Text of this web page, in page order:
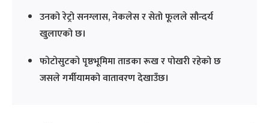
उनको रेट्रो सनग्लास, नेकलेस र सेतो फूलले सौन्दर्य
खुलाएको छ।
फोटोसुटको पृष्ठभूमिमा ताडका रूख र पोखरी रहेको छ
जसले गर्मीयामको वातावरण देखाउँछ।